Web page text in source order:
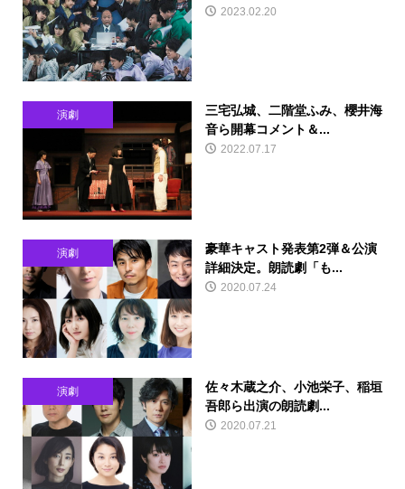
2023.02.20
演劇
三宅弘城、二階堂ふみ、櫻井海
音ら開幕コメント＆...
2022.07.17
演劇
豪華キャスト発表第2弾＆公演
詳細決定。朗読劇「も...
2020.07.24
演劇
佐々木蔵之介、小池栄子、稲垣
吾郎ら出演の朗読劇...
2020.07.21